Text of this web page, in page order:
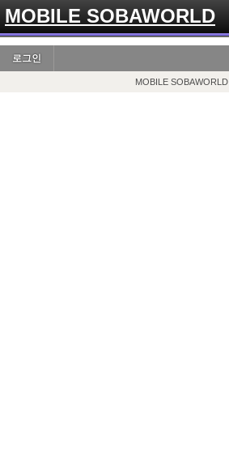
MOBILE SOBAWORLD
로그인
MOBILE SOBAWORLD